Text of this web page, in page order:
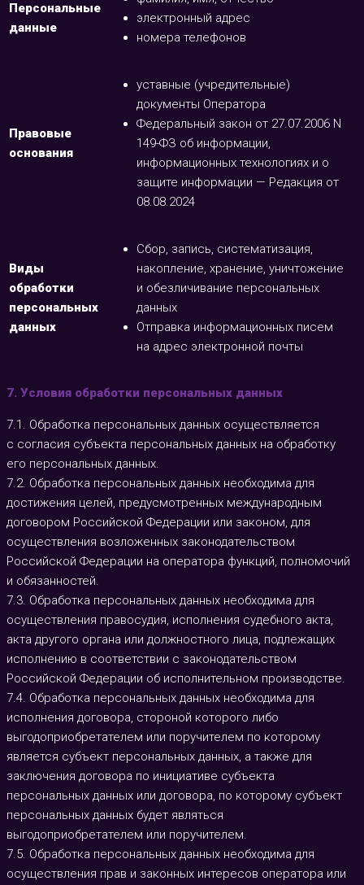
Персональные
данные
электронный адрес
номера телефонов
Правовые
основания
уставные (учредительные)
документы Оператора
Федеральный закон от 27.07.2006 N
149-ФЗ об информации,
информационных технологиях и о
защите информации — Редакция от
08.08.2024
Виды
обработки
персональных
данных
Сбор, запись, систематизация,
накопление, хранение, уничтожение
и обезличивание персональных
данных
Отправка информационных писем
на адрес электронной почты
7. Условия обработки персональных данных
7.1. Обработка персональных данных осуществляется
с согласия субъекта персональных данных на обработку
его персональных данных.
7.2. Обработка персональных данных необходима для
достижения целей, предусмотренных международным
договором Российской Федерации или законом, для
осуществления возложенных законодательством
Российской Федерации на оператора функций, полномочий
и обязанностей.
7.3. Обработка персональных данных необходима для
осуществления правосудия, исполнения судебного акта,
акта другого органа или должностного лица, подлежащих
исполнению в соответствии с законодательством
Российской Федерации об исполнительном производстве.
7.4. Обработка персональных данных необходима для
исполнения договора, стороной которого либо
выгодоприобретателем или поручителем по которому
является субъект персональных данных, а также для
заключения договора по инициативе субъекта
персональных данных или договора, по которому субъект
персональных данных будет являться
выгодоприобретателем или поручителем.
7.5. Обработка персональных данных необходима для
осуществления прав и законных интересов оператора или